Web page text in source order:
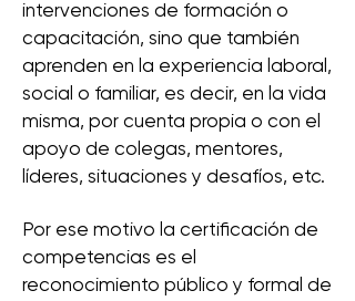
intervenciones de formación o
capacitación, sino que también
aprenden en la experiencia laboral,
social o familiar, es decir, en la vida
misma, por cuenta propia o con el
apoyo de colegas, mentores,
líderes, situaciones y desafíos, etc.
Por ese motivo la certificación de
competencias es el
reconocimiento público y formal de